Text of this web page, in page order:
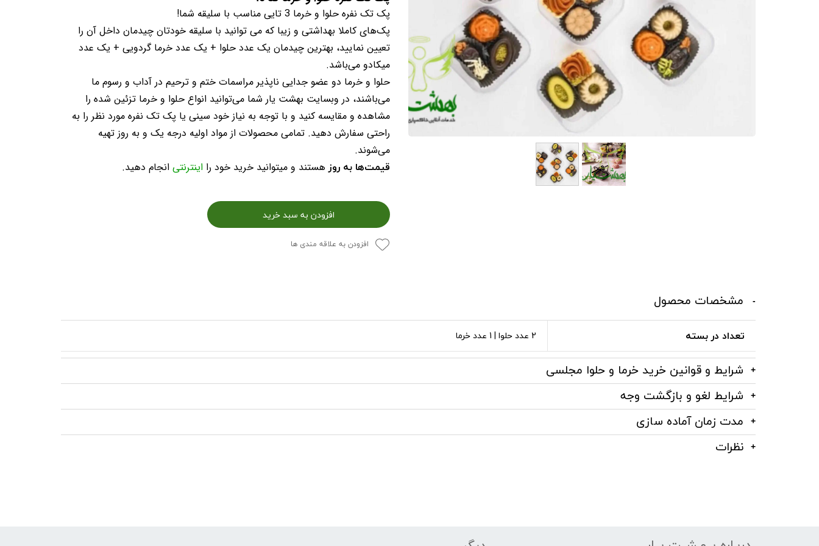
پک تک نفره حلوا و خرما 3 تایی مناسب با سلیقه شما!
پک‌های کاملا بهداشتی و زیبا که می توانید با سلیقه خودتان چیدمان داخل آن را
تعیین نمایید، بهترین چیدمان یک عدد حلوا + یک عدد خرما گردویی + یک عدد
میکادو می‌باشد.
حلوا و خرما دو عضو جدایی ناپذیر مراسمات ختم و ترحیم در آداب و رسوم ما
می‌باشند، در وبسایت بهشت یار شما می‌توانید انواع حلوا و خرما تزئین شده را
مشاهده و مقایسه کنید و با توجه به نیاز خود سینی یا پک تک نفره مورد نظر را به
راحتی سفارش دهید. تمامی محصولات از مواد اولیه درجه یک و به روز تهیه
می‌شوند.
قیمت‌ها به روز هستند و میتوانید خرید خود را اینترنتی انجام دهید.
افزودن به سبد خرید
افزودن به علاقه مندی ها
مشخصات محصول
تعداد در بسته 2 عدد حلوا | 1 عدد خرما
شرایط و قوانین خرید خرما و حلوا مجلسی
شرایط لغو و بازگشت وجه
مدت زمان آماده سازی
نظرات